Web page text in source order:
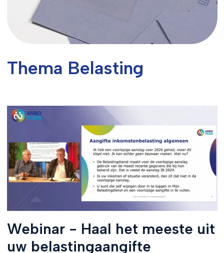
Thema Belasting
Webinar - Haal het meeste uit
uw belastingaangifte